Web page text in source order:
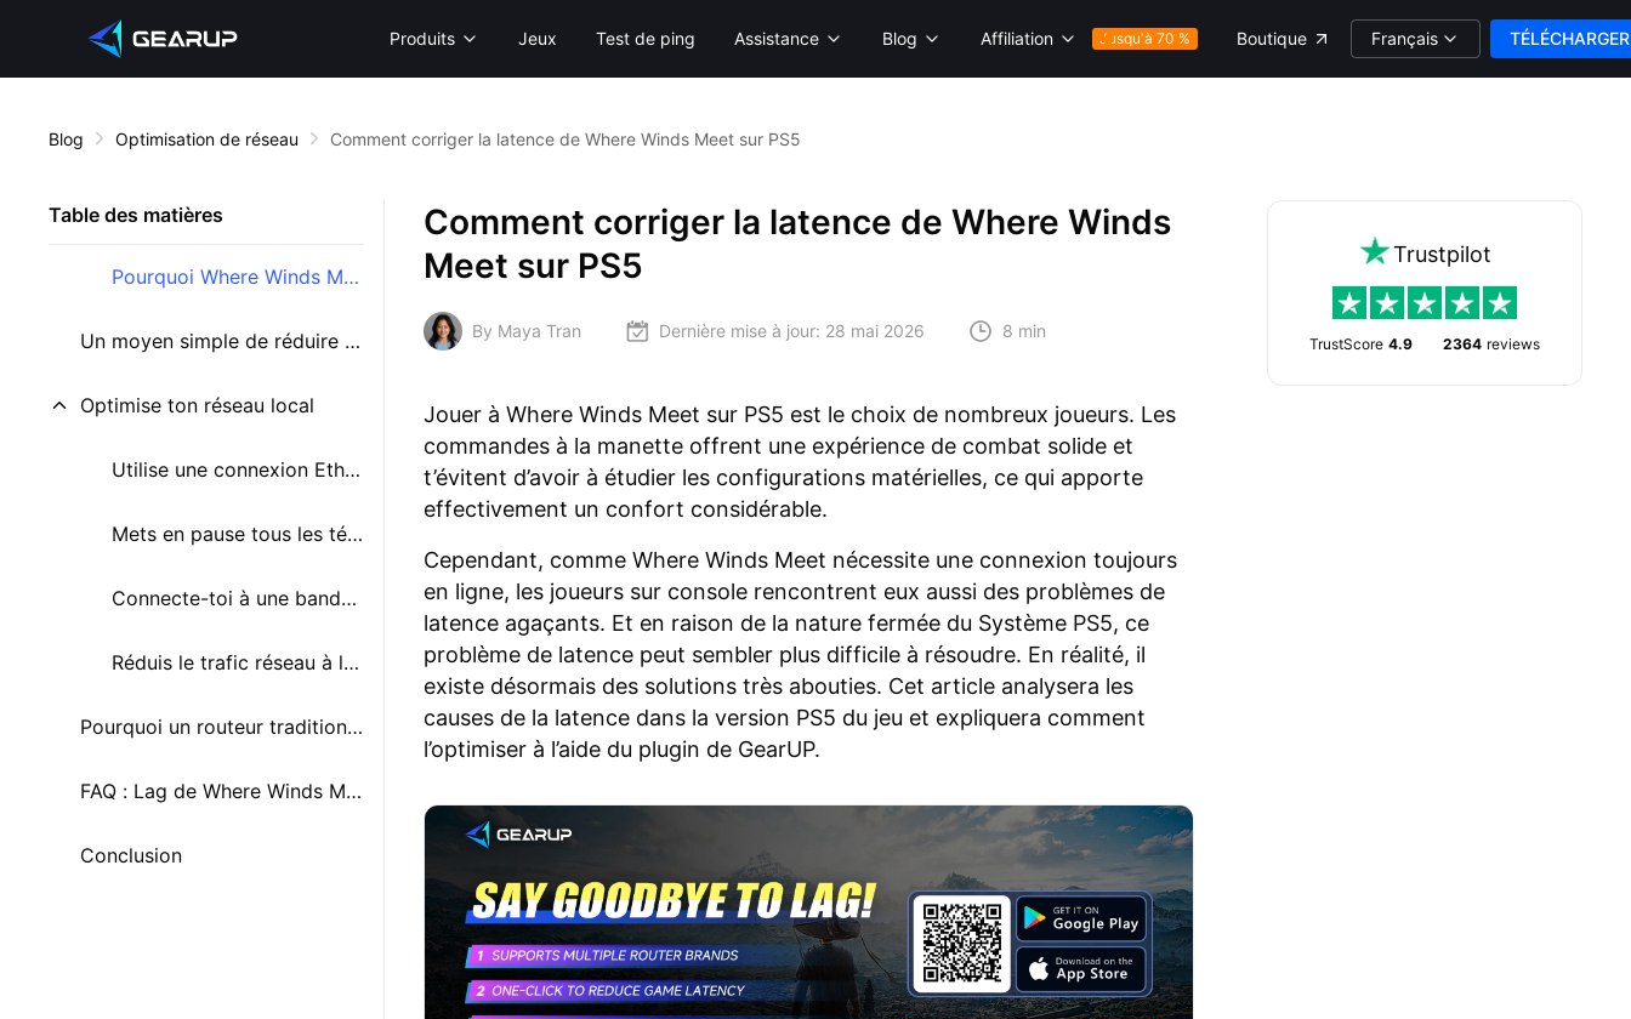
Produits Jeux Test de ping Assistance Blog Affiliation Jusqu'à 70 % Boutique Français TÉLÉCHARGER
Blog Optimisation de réseau Comment corriger la latence de Where Winds Meet sur PS5
Table des matières
Pourquoi Where Winds Meet lag sur PS5 ?
Un moyen simple de réduire la latence dans Where Winds Meet
Optimise ton réseau local
Utilise une connexion Ethernet filaire
Mets en pause tous les téléchargements et mises à jour
Connecte-toi à une bande WiFi plus stable
Réduis le trafic réseau à la maison
Pourquoi un routeur traditionnel peut ne pas suffire
FAQ : Lag de Where Winds Meet sur PS5
Conclusion
Comment corriger la latence de Where Winds
Meet sur PS5
By Maya Tran Dernière mise à jour: 28 mai 2026 8 min
Jouer à Where Winds Meet sur PS5 est le choix de nombreux joueurs. Les
commandes à la manette offrent une expérience de combat solide et
t’évitent d’avoir à étudier les configurations matérielles, ce qui apporte
effectivement un confort considérable.
Cependant, comme Where Winds Meet nécessite une connexion toujours
en ligne, les joueurs sur console rencontrent eux aussi des problèmes de
latence agaçants. Et en raison de la nature fermée du Système PS5, ce
problème de latence peut sembler plus difficile à résoudre. En réalité, il
existe désormais des solutions très abouties. Cet article analysera les
causes de la latence dans la version PS5 du jeu et expliquera comment
l’optimiser à l’aide du plugin de GearUP.
Trustpilot
TrustScore 4.9 2364 reviews